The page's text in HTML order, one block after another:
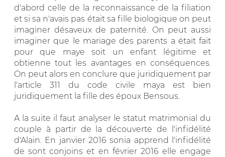
d'abord celle de la reconnaissance de la filiation
et si sa n'avais pas était sa fille biologique on peut
imaginer désaveux de paternité. On peut aussi
imaginer que le mariage des parents a était fait
pour que maye soit un enfant légitime et
obtienne tout les avantages en conséquences.
On peut alors en conclure que juridiquement par
l'article 311 du code civile maya est bien
juridiquement la fille des époux Bensous.
A la suite il faut analyser le statut matrimonial du
couple à partir de la découverte de l'infidélité
d'Alain. En janvier 2016 sonia apprend l'infidélité
de sont conjoins et en février 2016 elle engage